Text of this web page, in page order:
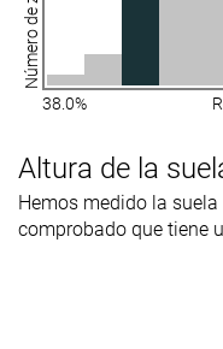
38.0%
Altura de la
Hemos medido la
comprobado que tiene